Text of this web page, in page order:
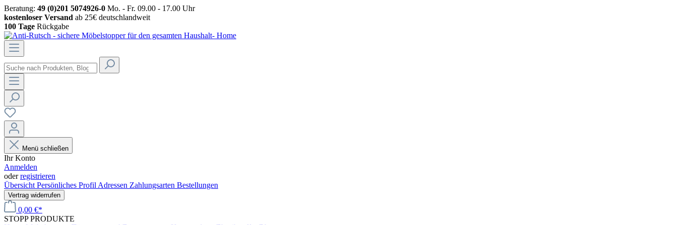
Beratung: 49 (0)201 5074926-0 Mo. - Fr. 09.00 - 17.00 Uhr
kostenloser Versand ab 25€ deutschlandweit
100 Tage Rückgabe
Menü schließen
Ihr Konto
Anmelden
oderregistrieren
Übersicht Persönliches Profil Adressen Zahlungsarten Bestellungen
Vertrag widerrufen
0,00 €*
STOPP PRODUKTE